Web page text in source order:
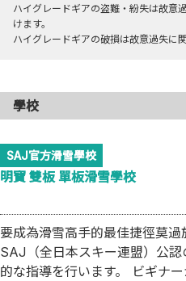
ハイグレードギアの盗難・紛失は故意
けます。
ハイグレードギアの破損は故意過失に
學校
SAJ官方滑雪學校
明寶 雙板 單板滑雪學校
要成為滑雪高手的最佳捷徑莫過
SAJ（全日本スキー連盟）公
的な指導を行います。 ビギナ